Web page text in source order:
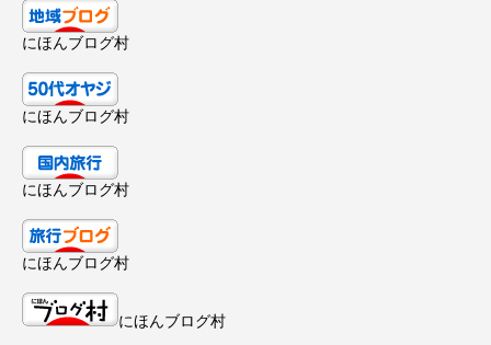
にほんブログ村
にほんブログ村
にほんブログ村
にほんブログ村
にほんブログ村